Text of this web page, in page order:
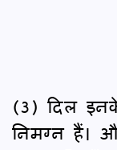
(3) दिल
निमग्न हैं।